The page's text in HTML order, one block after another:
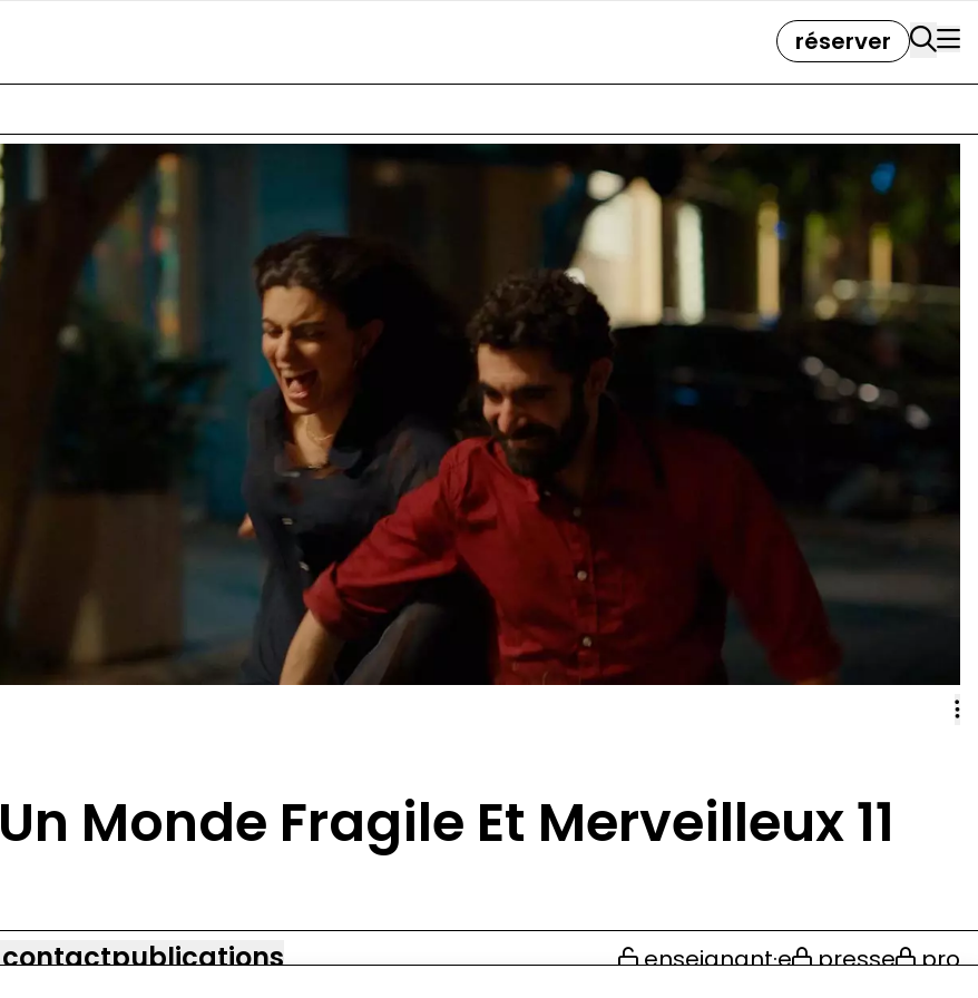
réserver
Un Monde Fragile Et Merveilleux 11
publications enseignant·e presse pro